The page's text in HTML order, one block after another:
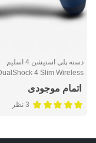
دسته پلی استیشن 4 اسلیم
4 Slim Wireless
Controller Midnight Blue
اتمام موجودی
3 نظر